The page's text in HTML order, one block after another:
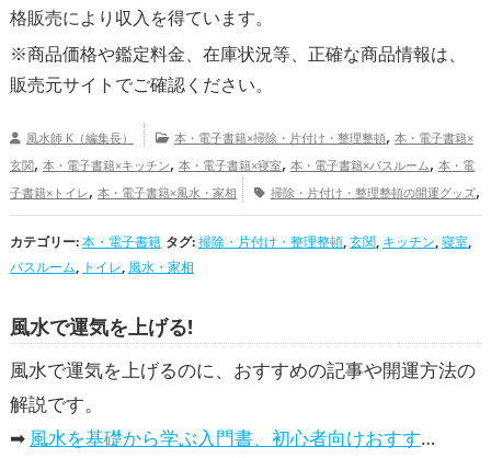
格販売により収入を得ています。
※商品価格や鑑定料金、在庫状況等、正確な商品情報は、
販売元サイトでご確認ください。
風水師 K（編集長） 本・電子書籍×掃除・片付け・整理整頓, 本・電子書籍×
玄関, 本・電子書籍×キッチン, 本・電子書籍×寝室, 本・電子書籍×バスルーム, 本・電
子書籍×トイレ, 本・電子書籍×風水・家相 掃除・片付け・整理整頓の開運グッズ,
玄関の開運グッズ,キッチンの開運グッズ,寝室の開運グッズ,バスルームの開運グッ
ズ,トイレの開運グッズ,風水・家相の開運グッズ 金運アップ,家庭運・家族運ア
ップ,総合運・全体運アップ
カテゴリー:本・電子書籍 タグ:掃除・片付け・整理整頓,玄関, キッチン,寝室,
バスルーム, トイレ, 風水・家相
風水で運気を上げる!
風水で運気を上げるのに、おすすめの記事や開運方法の
解説です。
➡ 風水を基礎から学ぶ入門書、初心者向けおすすめ本